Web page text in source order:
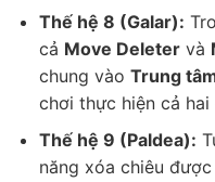
Thế hệ 8 (Galar):
cả Move Deletervà
chung vào Trung
chơi thực hiện cả
Thế hệ 9 (Paldea):
năng xóa chiêu